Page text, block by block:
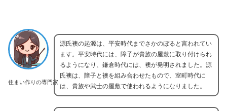
住まい作りの専門家
源氏襖の起源は、平安時代までさかのぼると言われてい
ます。平安時代には、障子が貴族の屋敷に取り付けられ
るようになり、鎌倉時代には、襖が発明されました。源
氏襖は、障子と襖を組み合わせたもので、室町時代に
は、貴族や武士の屋敷で使われるようになりました。